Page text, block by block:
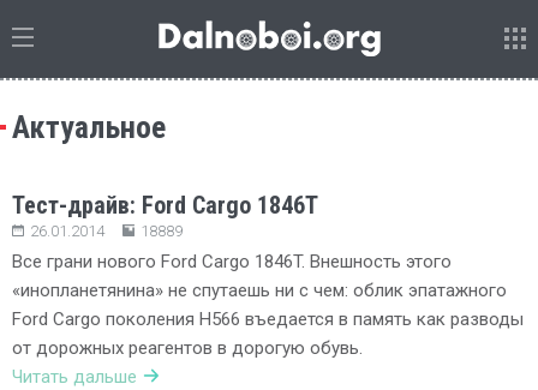
Актуальное
Тест-драйв: Ford Cargo 1846T
26.01.2014 18889
Все грани нового Ford Cargo 1846T. Внешность этого
«инопланетянина» не спутаешь ни с чем: облик эпатажного
Ford Cargo поколения Н566 въедается в память как разводы
от дорожных реагентов в дорогую обувь.
Читать дальше